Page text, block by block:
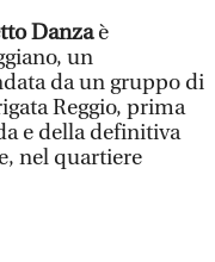
Danzaè
un
da un gruppo di
Reggio, prima
e della definitiva
nel quartiere